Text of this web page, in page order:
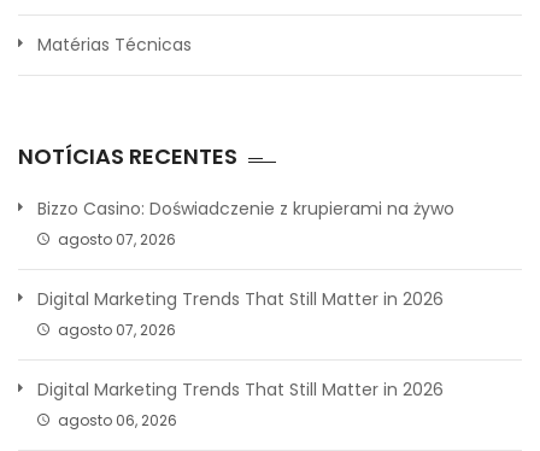
Matérias Técnicas
NOTÍCIAS RECENTES
Bizzo Casino: Doświadczenie z krupierami na żywo
agosto 07, 2026
Digital Marketing Trends That Still Matter in 2026
agosto 07, 2026
Digital Marketing Trends That Still Matter in 2026
agosto 06, 2026